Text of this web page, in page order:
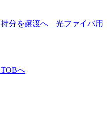
分を譲渡へ 光ファイバ用
へ